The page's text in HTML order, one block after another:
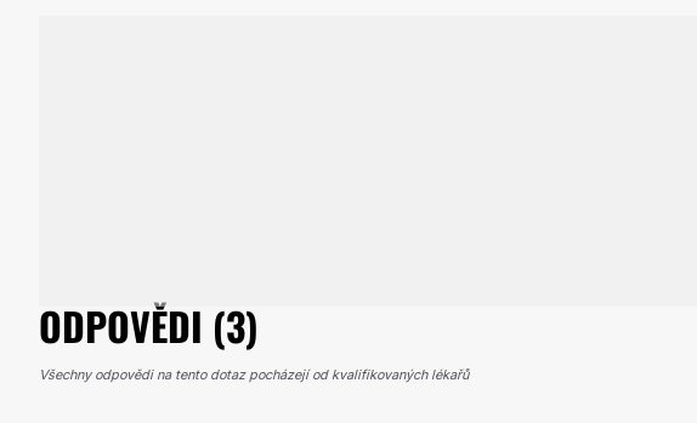
ODPOVĚDI (3)
Všechny odpovědi na tento dotaz pocházejí od kvalifikovaných lékařů